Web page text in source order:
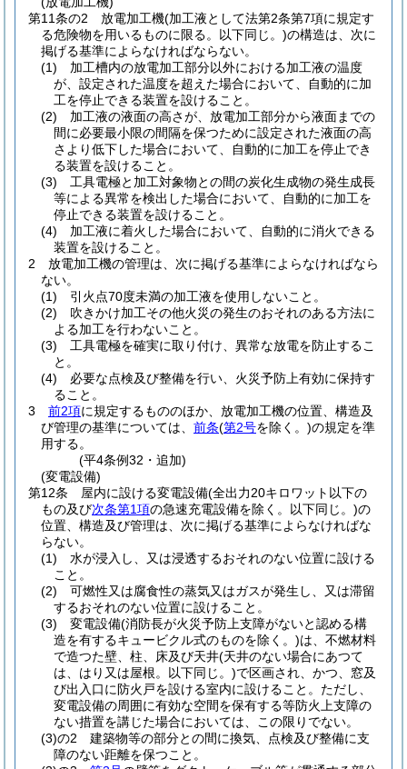
第11条の2
放電加工機(加工液として法第2条第7項に規定す
る危険物を用いるものに限る。以下同じ。)の構造は、次に
掲げる基準によらなければならない。
(1)
加工槽内の放電加工部分以外における加工液の温度
が、設定された温度を超えた場合において、自動的に加
工を停止できる装置を設けること。
(2)
加工液の液面の高さが、放電加工部分から液面までの
間に必要最小限の間隔を保つために設定された液面の高
さより低下した場合において、自動的に加工を停止でき
る装置を設けること。
(3)
工具電極と加工対象物との間の炭化生成物の発生成長
等による異常を検出した場合において、自動的に加工を
停止できる装置を設けること。
(4)
加工液に着火した場合において、自動的に消火できる
装置を設けること。
2
放電加工機の管理は、次に掲げる基準によらなければなら
ない。
(1)
引火点70度未満の加工液を使用しないこと。
(2)
吹きかけ加工その他火災の発生のおそれのある方法に
よる加工を行わないこと。
(3)
工具電極を確実に取り付け、異常な放電を防止するこ
と。
(4)
必要な点検及び整備を行い、火災予防上有効に保持す
ること。
3
前2項に規定するもののほか、放電加工機の位置、構造及
び管理の基準については、 前条(第2号を除く。)の規定を準
用する。
(平4条例32・追加)
(変電設備)
第12条
屋内に設ける変電設備(全出力20キロワット以下の
もの及び次条第1項の急速充電設備を除く。以下同じ。)の
位置、構造及び管理は、次に掲げる基準によらなければな
らない。
(1)
水が浸入し、又は浸透するおそれのない位置に設ける
こと。
(2)
可燃性又は腐食性の蒸気又はガスが発生し、又は滞留
するおそれのない位置に設けること。
(3)
変電設備(消防長が火災予防上支障がないと認める構
造を有するキュービクル式のものを除く。)は、不燃材料
で造つた壁、柱、床及び天井(天井のない場合にあつて
は、はり又は屋根。以下同じ。)で区画され、かつ、窓及
び出入口に防火戸を設ける室内に設けること。 ただし、
変電設備の周囲に有効な空間を保有する等防火上支障の
ない措置を講じた場合においては、この限りでない。
(3)の2
建築物等の部分との間に換気、点検及び整備に支
障のない距離を保つこと。